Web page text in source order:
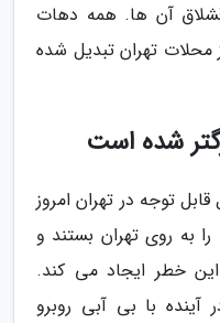
قشلاق آن ها. همه دهات
محلات تهران تبدیل شده
شده است
توجه در تهران امروز
به روی تهران بستند و
خطر ایجاد می کند.
آینده با بی آبی روبرو